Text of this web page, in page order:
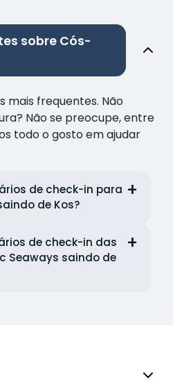
sobre Cós-
mais frequentes. Não
Não se preocupe, entre
todo o gosto em ajudar
de check-in para
de Kos?
de check-in das
Seaways saindo de